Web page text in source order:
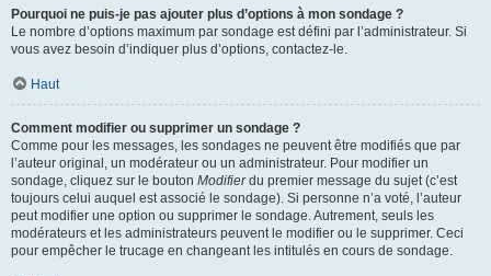
Pourquoi ne puis-je pas ajouter plus d’options à mon sondage ?
Le nombre d’options maximum par sondage est défini par l’administrateur. Si
vous avez besoin d’indiquer plus d’options, contactez-le.
Haut
Comment modifier ou supprimer un sondage ?
Comme pour les messages, les sondages ne peuvent être modifiés que par
l’auteur original, un modérateur ou un administrateur. Pour modifier un
sondage, cliquez sur le bouton Modifierdu premier message du sujet (c’est
toujours celui auquel est associé le sondage). Si personne n’a voté, l’auteur
peut modifier une option ou supprimer le sondage. Autrement, seuls les
modérateurs et les administrateurs peuvent le modifier ou le supprimer. Ceci
pour empêcher le trucage en changeant les intitulés en cours de sondage.